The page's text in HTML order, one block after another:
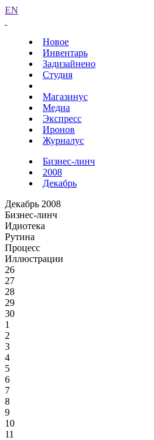
EN
Новое
Инвентарь
Задизайнено
Студия
Магазинус
Медиа
Экспресс
Иронов
Журналус
Бизнес-линч
2008
Декабрь
Декабрь 2008
Бизнес-линч
Идиотека
Рутина
Процесс
Иллюстрации
26
27
28
29
30
1
2
3
4
5
6
7
8
9
10
11